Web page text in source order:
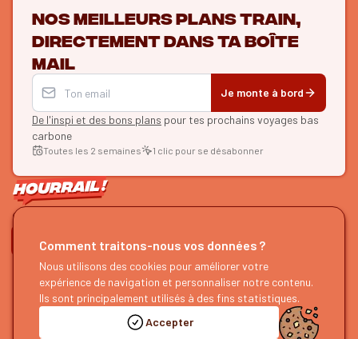
Nos meilleurs plans train,
directement dans ta boîte
mail
Je monte à bord
De l'inspi et des bons plans pour tes prochains voyages bas
carbone
Toutes les 2 semaines 1 clic pour se désabonner
ON SE SUIT ?
HOURRAIL !
À propos
Devenir partenaire
EXPLORER
Recherche d'itinéraires
Nos guides
Notre blog
Accepter
Comment traitons-nous vos données ?
Nous utilisons des cookies pour améliorer votre
expérience de navigation et personnaliser notre contenu.
Ils sont principalement utilisés à des fins statistiques.